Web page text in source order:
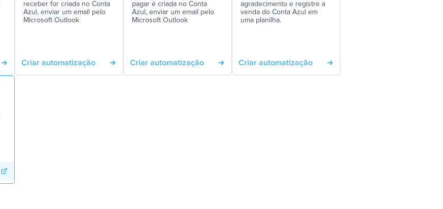
receber for criada no Conta
Azul, enviar um email pelo
Microsoft Outlook
Criar automatização
pagar é criada no Conta
Azul, enviar um email pelo
Microsoft Outlook
Criar automatização
agradecimento e registre a
venda do Conta Azul em
uma planilha.
Criar automatização